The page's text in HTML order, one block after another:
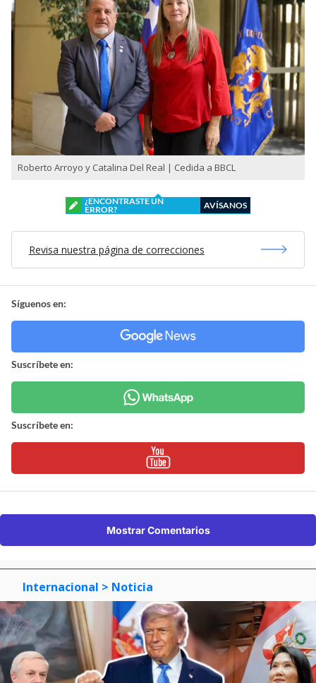
Roberto Arroyo y Catalina Del Real | Cedida a BBCL
¿ENCONTRASTE UN
ERROR?
AVÍSANOS
Revisa nuestra página de correcciones
Síguenos en:
Suscríbete en:
Suscríbete en:
Mostrar Comentarios
Internacional > Noticia